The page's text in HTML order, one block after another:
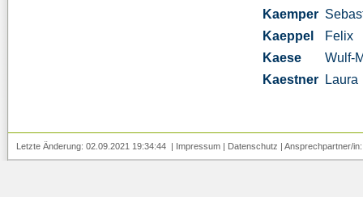
Kaemper
Kaeppel
Felix
Kaese
Wulf-
Kaestner Laura
Letzte Änderung: 02.09.2021 19:34:44 | Impressum | Datenschutz | Ansprechpartner/